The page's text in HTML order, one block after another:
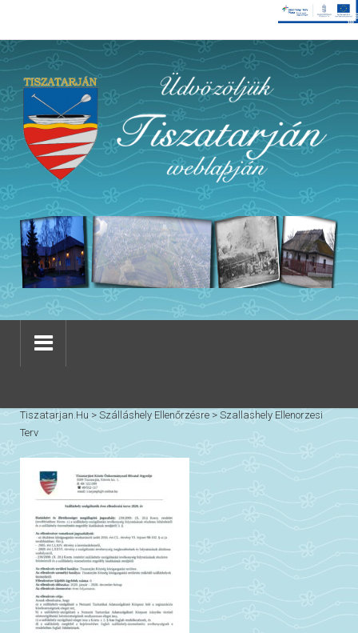
Tiszatarjan.hu > Szálláshely Ellenőrzésre > Szallashely Ellenorzesi
Terv